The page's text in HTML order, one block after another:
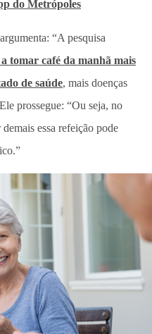
do Metrópoles
“A pesquisa
a tomar café da manhã mais
de saúde, mais doenças
prossegue: “Ou seja, no
essa refeição pode